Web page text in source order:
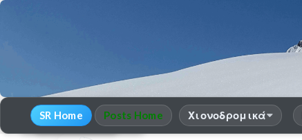
30χρόνια Snow Report
season 2025-26
SR Home Posts Home Χιονοδρομικά